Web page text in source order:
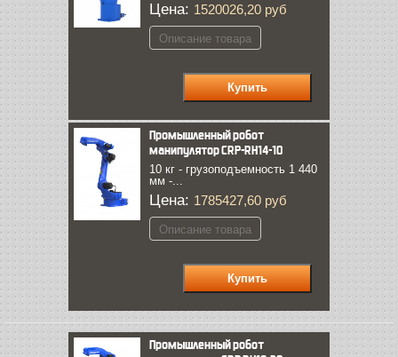
Цена: 1520026,20 руб
Описание товара
Промышленный робот
манипулятор CRP-RH14-10
10 кг - грузоподъемность 1 440
мм -...
Цена: 1785427,60 руб
Описание товара
Промышленный робот